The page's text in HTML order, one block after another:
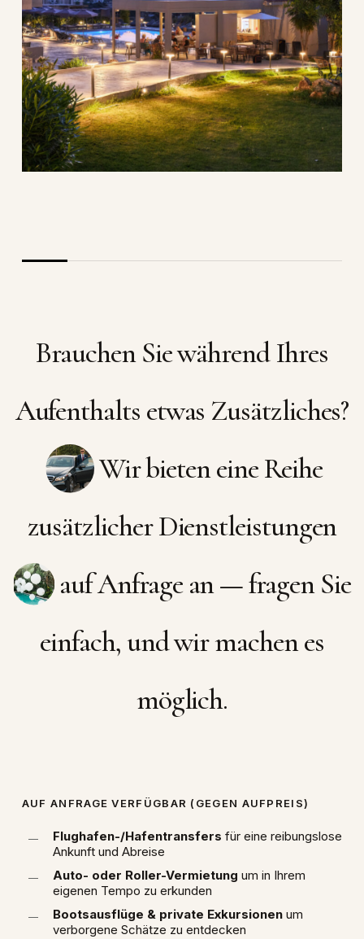
Brauchen Sie während Ihres
Aufenthalts etwas Zusätzliches?
Wir bieten eine Reihe
zusätzlicher Dienstleistungen
auf Anfrage an — fragen Sie
einfach, und wir machen es
möglich.
AUF ANFRAGE VERFÜGBAR (GEGEN AUFPREIS)
Flughafen-/Hafentransfers für eine reibungslose
Ankunft und Abreise
Auto- oder Roller-Vermietung um in Ihrem
eigenen Tempo zu erkunden
Bootsausflüge & private Exkursionenum
verborgene Schätze zu entdecken